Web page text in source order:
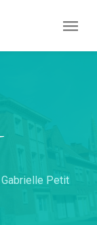
Gabrielle Petit